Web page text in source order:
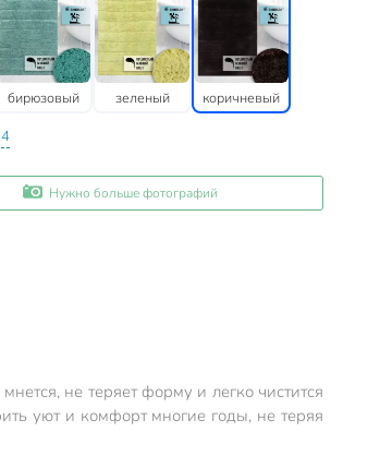
бирюзовый зеленый коричневый
Нужно больше фотографий
не теряет форму и легко чистится
уют и комфорт многие годы, не теряя